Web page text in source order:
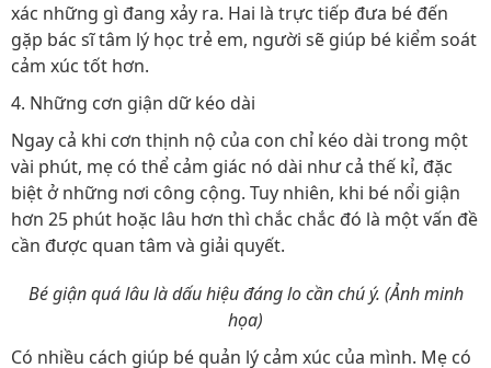
xác những gì đang xảy ra. Hai là trực tiếp đưa bé đến
gặp bác sĩ tâm lý học trẻ em, người sẽ giúp bé kiểm soát
cảm xúc tốt hơn.
4. Những cơn giận dữ kéo dài
Ngay cả khi cơn thịnh nộ của con chỉ kéo dài trong một
vài phút, mẹ có thể cảm giác nó dài như cả thế kỉ, đặc
biệt ở những nơi công cộng. Tuy nhiên, khi bé nổi giận
hơn 25 phút hoặc lâu hơn thì chắc chắc đó là một vấn đề
cần được quan tâm và giải quyết.
Bé giận quá lâu là dấu hiệu đáng lo cần chú ý. (Ảnh minh
họa)
Có nhiều cách giúp bé quản lý cảm xúc của mình. Mẹ có